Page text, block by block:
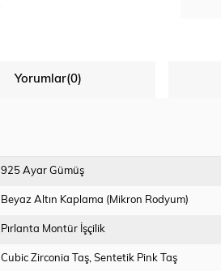
Yorumlar(0)
925 Ayar Gümüş
Beyaz Altın Kaplama (Mikron Rodyum)
Pırlanta Montür İşçilik
Cubic Zirconia Taş Sentetik Pink Taş